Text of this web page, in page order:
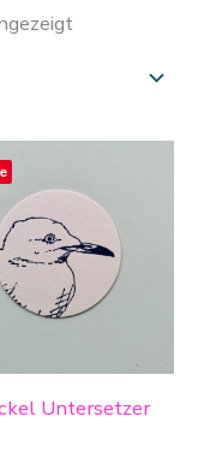
Untersetzer